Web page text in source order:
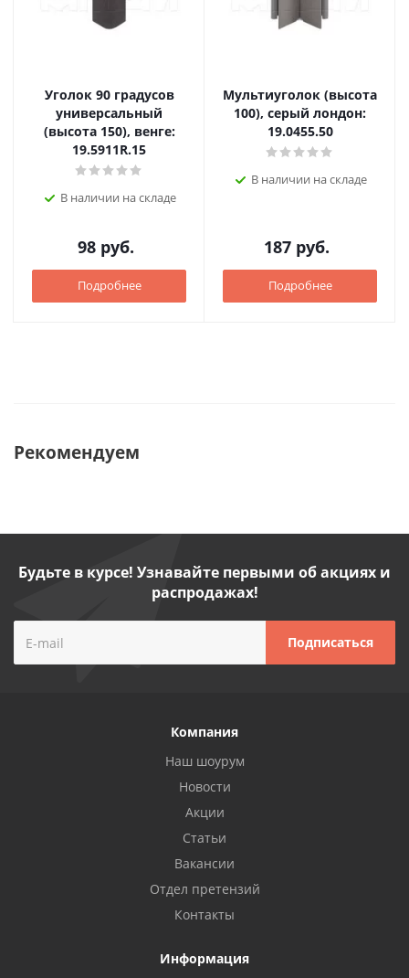
Уголок 90 градусов
универсальный
(высота 150), венге:
19.5911R.15
В наличии на складе
98 руб.
Подробнее
Мультиуголок (высота
100), серый лондон:
19.0455.50
В наличии на складе
187 руб.
Подробнее
Рекомендуем
Будьте в курсе! Узнавайте первыми об акциях и
распродажах!
Компания
Наш шоурум
Новости
Акции
Статьи
Вакансии
Отдел претензий
Контакты
Информация